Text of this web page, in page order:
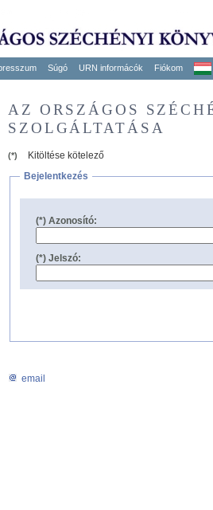
Súgó URN informácók Fiókom
AZ ORSZÁGOS
SZOLGÁLTATÁSA
(*)
Kitöltése kötelező
Bejelentkezés
(*) Azonosító:
(*) Jelszó:
email